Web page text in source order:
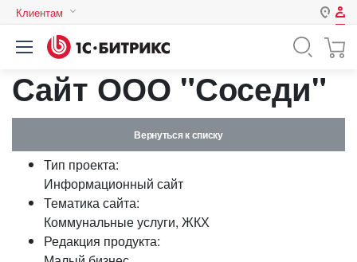
Клиентам
Казахстан
Беларусь
Авторизация
Нет аккаунта?Зарегистрироваться
Логин
Пароль
Запомнить меня на этом
Сайт ООО "Соседи"
Вернуться к списку
Тип проекта:
Информационный сайт
Тематика сайта:
Коммунальные услуги, ЖКХ
Редакция продукта: